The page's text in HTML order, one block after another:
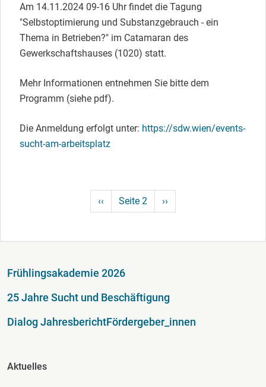
Am 14.11.2024 09-16 Uhr findet die Tagung
"Selbstoptimierung und Substanzgebrauch - ein
Thema in Betrieben?" im Catamaran des
Gewerkschaftshauses (1020) statt.
Mehr Informationen entnehmen Sie bitte dem
Programm (siehe pdf).
Die Anmeldung erfolgt unter: https://sdw.wien/events-
sucht-am-arbeitsplatz
Vorherige Seite
‹‹ Seite 2 Nächste Seite
››
Fußzeile
Frühlingsakademie 2026
25 Jahre Sucht und Beschäftigung
Dialog JahresberichtFördergeber_innen
Fusszeile Spalte 2
Aktuelles